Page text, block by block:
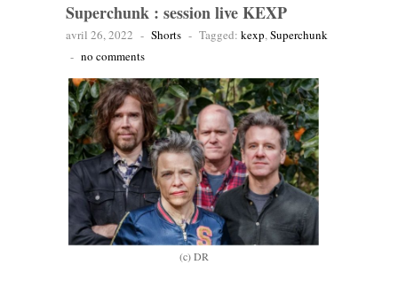
Superchunk : session live KEXP
avril 26, 2022 - Shorts - Tagged: kexp,Superchunk
- no comments
(c) DR